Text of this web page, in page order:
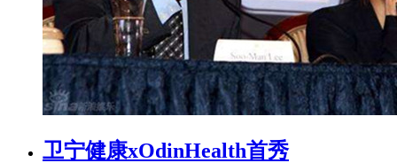
卫宁健康xOdinHealth首秀